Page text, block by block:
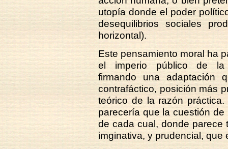
utopía donde el poder
desequilibrios sociales
horizontal).
Este pensamiento moral ha
el imperio público de la
firmando una adaptación
contrafáctico, posición más
teórico de la razón
parecería que la cuestión
de cada cual, donde parece
imginativa, y prudencial, que